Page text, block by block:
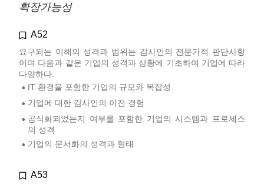
확장가능성
A52
요구되는 이해의 성격과 범위는 감사인의 전문가적 판단사항
이며 다음과 같은 기업의 성격과 상황에 기초하여 기업에 따라
다양하다.
• IT 환경을 포함한 기업의 규모와 복잡성
• 기업에 대한 감사인의 이전 경험
• 공식화되었는지 여부를 포함한 기업의 시스템과 프로세스
의 성격
• 기업의 문서화의 성격과 형태
A53